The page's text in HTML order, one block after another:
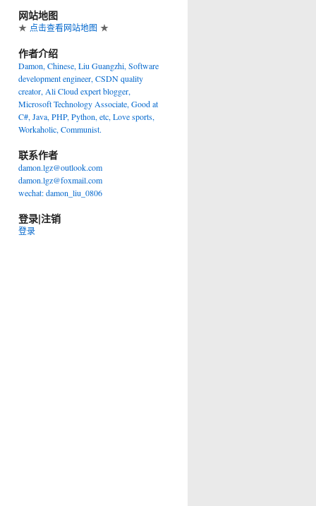
网站地图
★ 点击查看网站地图 ★
作者介绍
Damon, Chinese, Liu Guangzhi, Software
development engineer, CSDN quality
creator, Ali Cloud expert blogger,
Microsoft Technology Associate, Good at
C#, Java, PHP, Python, etc, Love sports,
Workaholic, Communist.
联系作者
damon.lgz@outlook.com
damon.lgz@foxmail.com
wechat: damon_liu_0806
登录|注销
登录